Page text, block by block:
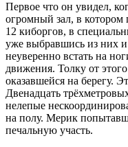
Первое что он увидел,
огромный зал, в котором
12 киборгов, в
уже выбравшись из них
неуверенно встать на
движения. Толку от
оказавшейся на берегу.
Двенадцать
нелепые
на полу. Мерик
печальную участь.